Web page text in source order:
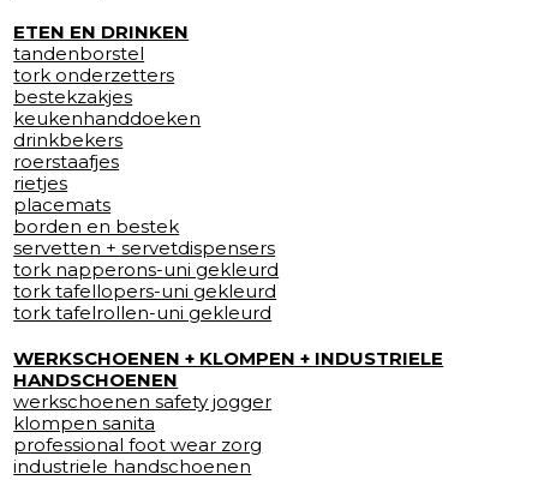
ETEN EN DRINKEN
tandenborstel
tork onderzetters
bestekzakjes
keukenhanddoeken
drinkbekers
roerstaafjes
rietjes
placemats
borden en bestek
servetten + servetdispensers
tork napperons-uni gekleurd
tork tafellopers-uni gekleurd
tork tafelrollen-uni gekleurd
WERKSCHOENEN + KLOMPEN + INDUSTRIELE
HANDSCHOENEN
werkschoenen safety jogger
klompen sanita
professional foot wear zorg
industriele handschoenen